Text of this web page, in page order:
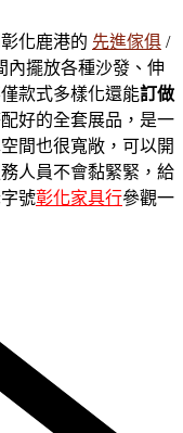
化鹿港的 先進傢俱 /
內擺放各種沙發、伸
款式多樣化還能訂做
好的全套展品，是一
間也很寬敞，可以開
人員不會黏緊緊，給
號彰化家具行參觀一